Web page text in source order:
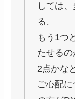
しては
る。
もう1つ
たせる
2点かな
ご心配